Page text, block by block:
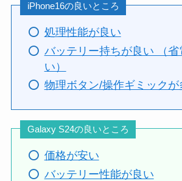
iPhone16の良いところ
処理性能が良い
バッテリー持ちが良い （
い）
物理ボタン/操作ギミックが
Galaxy S24の良いところ
価格が安い
バッテリー性能が良い